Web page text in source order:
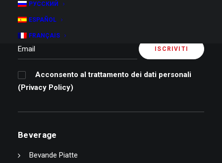
РУССКИЙ
ESPAÑOL
FRANÇAIS
Sign up to our newsletter
Acconsento al trattamento dei dati personali
(Privacy Policy)
Beverage
Bevande Piatte